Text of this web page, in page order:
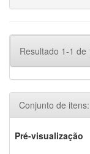
Resultado 1-1 de
Conjunto de itens:
Pré-visualização